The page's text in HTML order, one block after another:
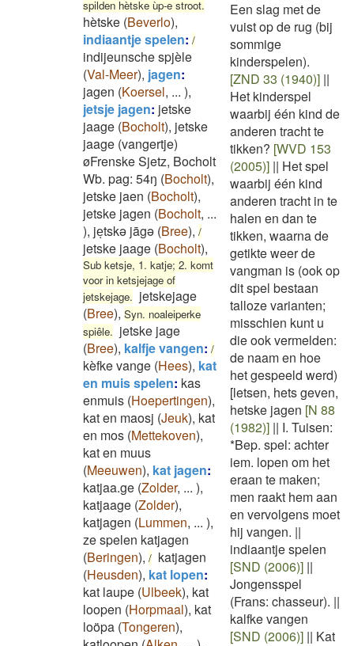
spilden hètske ùp-e stroot.
hètske (Beverlo),
indiaantje spelen: /
indijeunsche spjèle
(Val-Meer), jagen:
jagen (Koersel, ... ),
jetsje jagen: jetske
jaage (Bocholt), jetske
jaage (vangertje)
øFrenske Sjetz, Bocholt
Wb. pag: 54ŋ (Bocholt),
jetske jaen (Bocholt),
jetske jagen (Bocholt, ...
), jeͅtskə jāgə (Bree), /
jetske jaage (Bocholt),
Sub ketsje, 1. katje; 2. komt
voor in ketsjejage of
jetskejage. jetskejage
(Bree), Syn. noaleiperke
spiêle. jetske jage
(Bree), kalfje vangen: /
kèfke vange (Hees), kat
en muis spelen: kas
enmuis (Hoepertingen),
kat en maosj (Jeuk), kat
en mos (Mettekoven),
kat en muus
(Meeuwen), kat jagen:
katjaa.ge (Zolder, ... ),
katjaage (Zolder),
katjagen (Lummen, ... ),
ze spelen katjagen
(Beringen), / katjagen
(Heusden), kat lopen:
kat laupe (Ulbeek), kat
loopen (Horpmaal), kat
loöpa (Tongeren),
Een slag met de
vuist op de rug (bij
sommige
kinderspelen).
[ZND 33 (1940)] ||
Het kinderspel
waarbij één kind de
anderen tracht te
tikken? [WVD 153
(2005)] || Het spel
waarbij één kind
anderen tracht in te
halen en dan te
tikken, waarna de
getikte weer de
vangman is (ook op
dit spel bestaan
talloze varianten;
misschien kunt u
die ook vermelden:
de naam en hoe
het gespeeld werd)
[letsen, hets geven,
hetske jagen [N 88
(1982)] || I. Tuisen:
*Bep. spel: achter
iem. lopen om het
eraan te maken;
men raakt hem aan
en vervolgens moet
hij vangen. ||
indiaantje spelen
[SND (2006)] ||
Jongensspel
(Frans: chasseur). ||
kalfke vangen
[SND (2006)] || Kat